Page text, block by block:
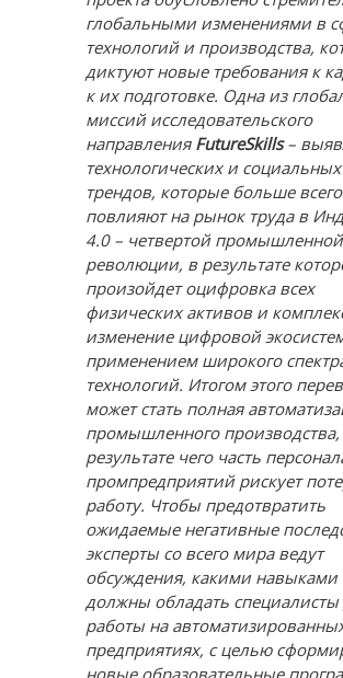
глобальными изменениями в
технологий и производства,
диктуют новые требования к
к их подготовке. Одна из
миссий исследовательского
направления FutureSkills–
технологических и социальных
трендов, которые больше всего
повлияют на рынок труда в
4.0 – четвертой промышленной
революции, в результате
произойдет оцифровка всех
физических активов и
изменение цифровой
применением широкого
технологий. Итогом этого
может стать полная
промышленного производства,
результате чего часть
промпредприятий рискует
работу. Чтобы предотвратить
ожидаемые негативные
эксперты со всего мира ведут
обсуждения, какими навыками
должны обладать специалисты
работы на
предприятиях, с целью
новые образовательные